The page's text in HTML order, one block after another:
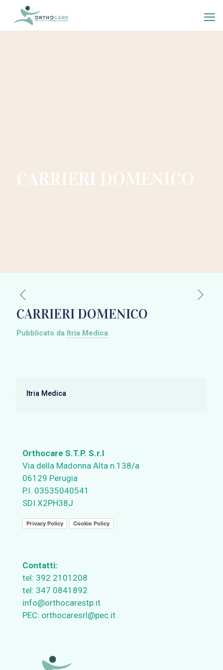
CARRIERI DOMENICO
CARRIERI DOMENICO
Pubblicato da Itria Medica
Itria Medica
Orthocare S.T.P. S.r.l
Via della Madonna Alta n.138/a
06129 Perugia
P.I. 03535040541
SDI X2PH38J
Privacy Policy Cookie Policy
Contatti:
tel: 392 2101208
tel: 347 0841892
info@orthocarestp.it
PEC: orthocaresrl@pec.it